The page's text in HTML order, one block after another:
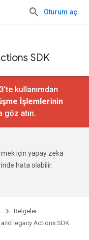
Oturum aç
SDK
kullanımdan
İşlemlerinin
göz atın.
için yapay zeka
hata olabilir.
Belgeler
legacy Actions SDK